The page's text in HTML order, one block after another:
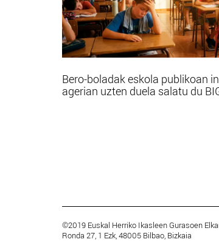
Bero-boladak eskola publikoan
agerian uzten duela salatu du
©2019 Euskal Herriko Ikasleen Gurasoen
Ronda 27, 1 Ezk, 48005 Bilbao, Bizkaia